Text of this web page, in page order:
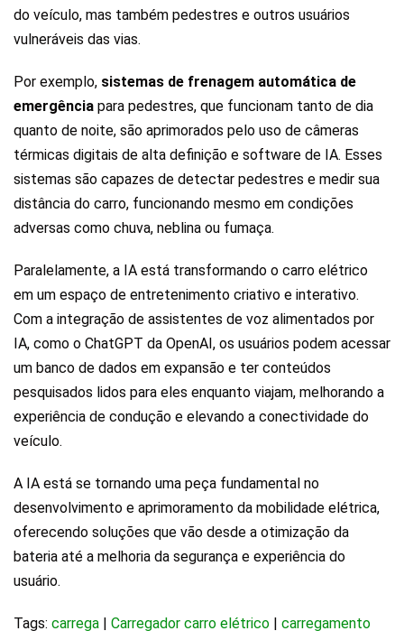
do veículo, mas também pedestres e outros usuários
vulneráveis das vias.
Por exemplo, sistemas de frenagem automática de
emergência para pedestres, que funcionam tanto de dia
quanto de noite, são aprimorados pelo uso de câmeras
térmicas digitais de alta definição e software de IA. Esses
sistemas são capazes de detectar pedestres e medir sua
distância do carro, funcionando mesmo em condições
adversas como chuva, neblina ou fumaça.
Paralelamente, a IA está transformando o carro elétrico
em um espaço de entretenimento criativo e interativo.
Com a integração de assistentes de voz alimentados por
IA, como o ChatGPT da OpenAI, os usuários podem acessar
um banco de dados em expansão e ter conteúdos
pesquisados lidos para eles enquanto viajam, melhorando a
experiência de condução e elevando a conectividade do
veículo.
A IA está se tornando uma peça fundamental no
desenvolvimento e aprimoramento da mobilidade elétrica,
oferecendo soluções que vão desde a otimização da
bateria até a melhoria da segurança e experiência do
usuário.
Tags: carrega | Carregador carro elétrico | carregamento